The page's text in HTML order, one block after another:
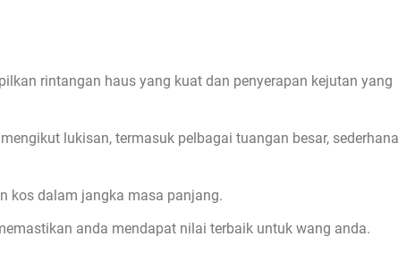
rintangan haus yang kuat dan penyerapan kejutan yang
lukisan, termasuk pelbagai tuangan besar, sederhana
kos dalam jangka masa panjang.
anda mendapat nilai terbaik untuk wang anda.